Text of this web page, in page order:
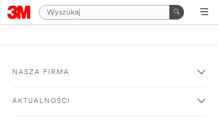
NASZA FIRMA
AKTUALNOŚCI